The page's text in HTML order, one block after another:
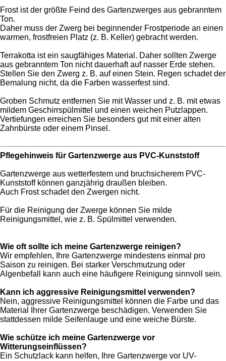
Frost ist der größte Feind des Gartenzwerges aus gebranntem
Ton.
Daher muss der Zwerg bei beginnender Frostperiode an einen
warmen, frostfreien Platz (z. B. Keller) gebracht werden.
Terrakotta ist ein saugfähiges Material. Daher sollten Zwerge
aus gebranntem Ton nicht dauerhaft auf nasser Erde stehen.
Stellen Sie den Zwerg z. B. auf einen Stein. Regen schadet der
Bemalung nicht, da die Farben wasserfest sind.
Groben Schmutz entfernen Sie mit Wasser und z. B. mit etwas
mildem Geschirrspülmittel und einen weichen Putzlappen.
Vertiefungen erreichen Sie besonders gut mit einer alten
Zahnbürste oder einem Pinsel.
Pflegehinweis für Gartenzwerge aus PVC-Kunststoff
Gartenzwerge aus wetterfestem und bruchsicherem PVC-
Kunststoff können ganzjährig draußen bleiben.
Auch Frost schadet den Zwergen nicht.
Für die Reinigung der Zwerge können Sie milde
Reinigungsmittel, wie z. B. Spülmittel verwenden.
Wie oft sollte ich meine Gartenzwerge reinigen?
Wir empfehlen, Ihre Gartenzwerge mindestens einmal pro
Saison zu reinigen. Bei starker Verschmutzung oder
Algenbefall kann auch eine häufigere Reinigung sinnvoll sein.
Kann ich aggressive Reinigungsmittel verwenden?
Nein, aggressive Reinigungsmittel können die Farbe und das
Material Ihrer Gartenzwerge beschädigen. Verwenden Sie
stattdessen milde Seifenlauge und eine weiche Bürste.
Wie schütze ich meine Gartenzwerge vor
Witterungseinflüssen?
Ein Schutzlack kann helfen, Ihre Gartenzwerge vor UV-